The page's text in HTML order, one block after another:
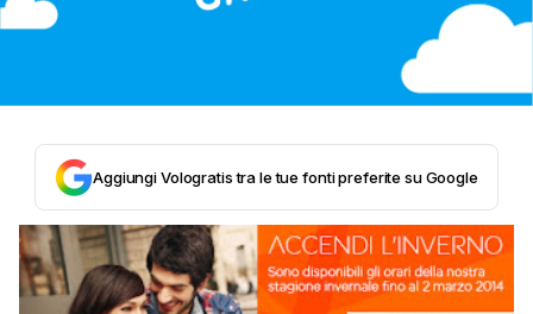
Aggiungi Vologratis tra le tue fonti preferite su Google